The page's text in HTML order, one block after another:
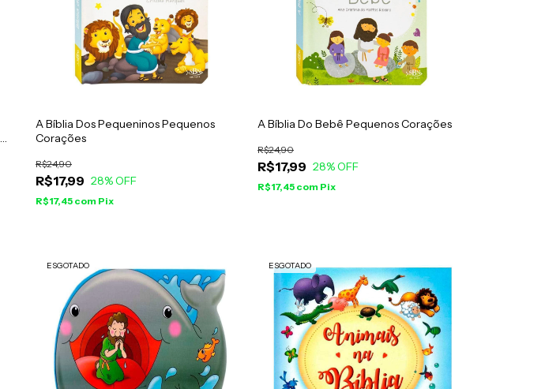
A Bíblia Dos Pequeninos Pequenos
Corações
R$17,99
R$24,90
28% OFF
R$17,45 com Pix
A Bíblia Do Bebê Pequenos Corações
R$17,99
R$24,90
28% OFF
R$17,45 com Pix
ESGOTADO ESGOTADO